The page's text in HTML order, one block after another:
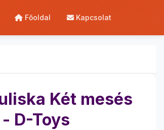
Főoldal Kapcsolat
Két mesés
D-Toys